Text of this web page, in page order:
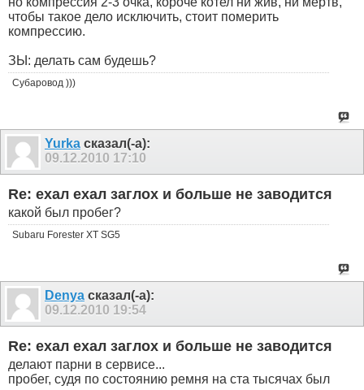
чтобы такое дело исключить, стоит померить
компрессию.
ЗЫ: делать сам будешь?
Субаровод )))
Yurka сказал(-а):
09.12.2010 17:10
Re: ехал ехал заглох и больше не заводится
какой был пробег?
Subaru Forester XT SG5
Denya сказал(-а):
09.12.2010 19:54
Re: ехал ехал заглох и больше не заводится
делают парни в сервисе...
пробег, судя по состоянию ремня на ста тысячах был